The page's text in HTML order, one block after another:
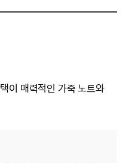
이 매력적인 가죽 노트와